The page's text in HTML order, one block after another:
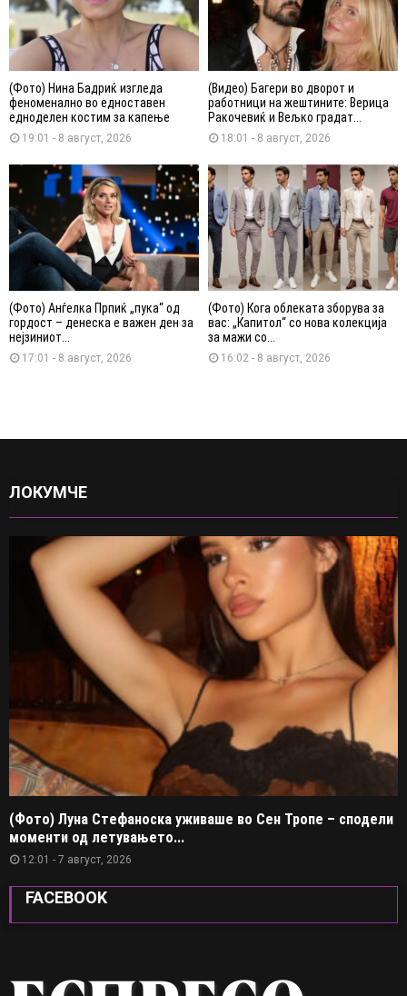
(Фото) Нина Бадриќ изгледа
феноменално во едноставен
едноделен костим за капење
19:01 - 8 август, 2026
(Видео) Багери во дворот и
работници на жештините: Верица
Ракочевиќ и Вељко градат...
18:01 - 8 август, 2026
(Фото) Анѓелка Прпиќ „пука“ од
гордост – денеска е важен ден за
нејзиниот...
17:01 - 8 август, 2026
(Фото) Кога облеката зборува за
вас: „Капитол“ со нова колекција
за мажи со...
16:02 - 8 август, 2026
ЛОКУМЧЕ
(Фото) Луна Стефаноска уживаше во Сен Тропе – сподели
моменти од летувањето...
12:01 - 7 август, 2026
FACEBOOK